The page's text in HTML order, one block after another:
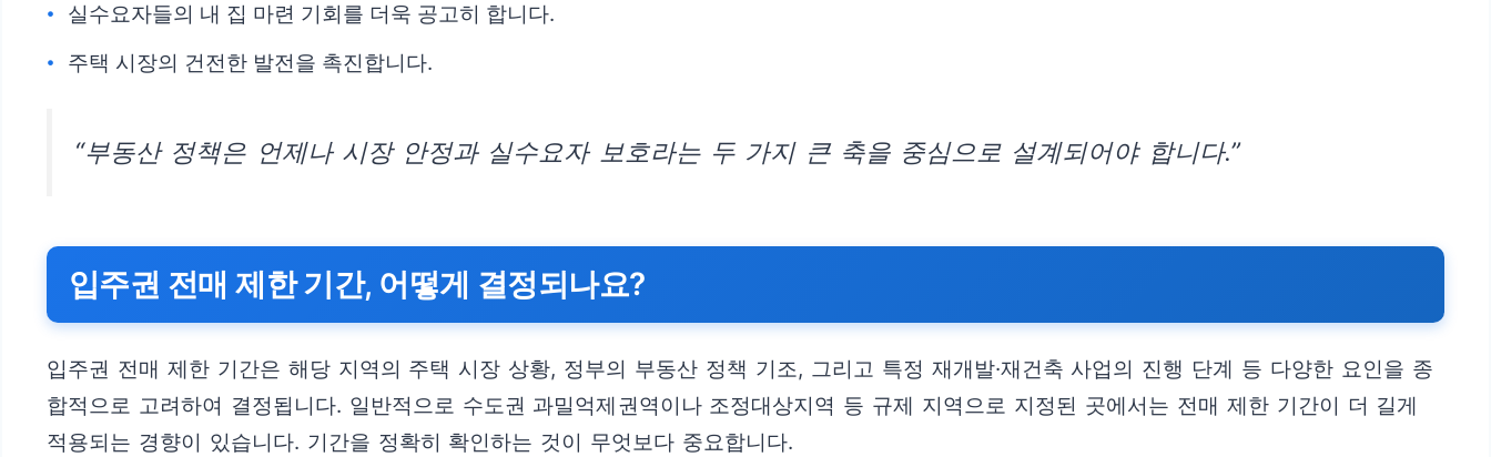
실수요자들의 내 집 마련 기회를 더욱 공고히 합니다.
주택 시장의 건전한 발전을 촉진합니다.
“부동산 정책은 언제나 시장 안정과 실수요자 보호라는 두 가지 큰 축을 중심으로 설계되어야 합니다.”
입주권 전매 제한 기간, 어떻게 결정되나요?
입주권 전매 제한 기간은 해당 지역의 주택 시장 상황, 정부의 부동산 정책 기조, 그리고 특정 재개발·재건축 사업의 진행 단계 등 다양한 요인을 종
합적으로 고려하여 결정됩니다. 일반적으로 수도권 과밀억제권역이나 조정대상지역 등 규제 지역으로 지정된 곳에서는 전매 제한 기간이 더 길게
적용되는 경향이 있습니다. 기간을 정확히 확인하는 것이 무엇보다 중요합니다.